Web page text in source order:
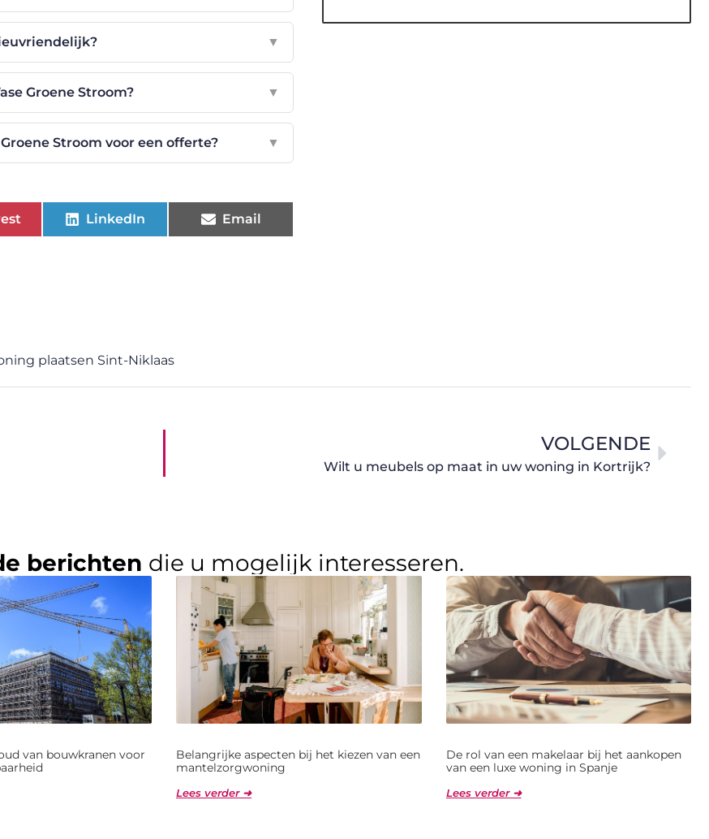
▼
Groene Stroom? ▼
Stroom voor een offerte? ▼
LinkedIn Email
plaatsen Sint-Niklaas
VOLGENDE
Wilt u meubels op maat in uw woning in Kortrijk?
berichten die u mogelijk interesseren.
van bouwkranen voor
Belangrijke aspecten bij het kiezen van een
mantelzorgwoning
Lees verder ➜
De rol van een makelaar bij het aankopen
van een luxe woning in Spanje
Lees verder ➜